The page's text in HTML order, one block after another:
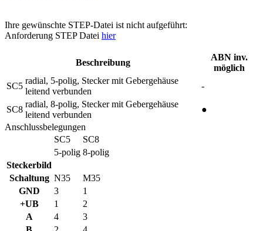
Ihre gewünschte STEP-Datei ist nicht aufgeführt:
Anforderung STEP Datei hier
Beschreibung
ABN inv.
möglich
SC5
radial, 5-polig, Stecker mit Gebergehäuse
leitend verbunden
-
SC8
radial, 8-polig, Stecker mit Gebergehäuse
leitend verbunden
●
Anschlussbelegungen
SC5
SC8
5-polig 8-polig
Steckerbild
Schaltung N35
M35
GND
3
1
+UB
1
2
A
4
3